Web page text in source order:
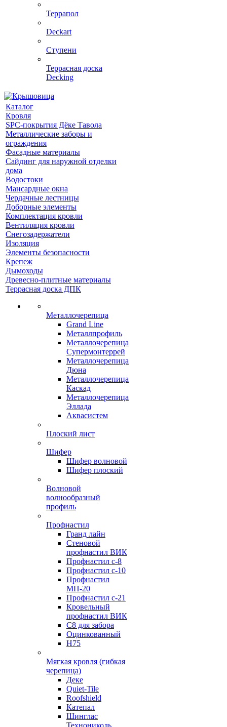
Террапол
Deckart
Ступени
Террасная доска
Decking
Каталог
Кровля
SPC-покрытия Дёке Тавола
Металлические заборы и
ограждения
Фасадные материалы
Сайдинг для наружной отделки
дома
Водостоки
Мансардные окна
Чердачные лестницы
Доборные элементы
Комплектация кровли
Вентиляция кровли
Снегозадержатели
Изоляция
Элементы безопасности
Крепеж
Дымоходы
Древесно-плитные материалы
Террасная доска ДПК
Металлочерепица
Grand Line
Металлпрофиль
Металлочерепица
Супермонтеррей
Металлочерепица
Дюна
Металлочерепица
Каскад
Металлочерепица
Эллада
Аквасистем
Плоский лист
Шифер
Шифер волновой
Шифер плоский
Волновой
волнообразный
профиль
Профнастил
Гранд лайн
Стеновой
профнастил ВИК
Профнастил с-8
Профнастил с-10
Профнастил
МП-20
Профнастил с-21
Кровельный
профнастил ВИК
С8 для забора
Оцинкованный
Н75
Мягкая кровля (гибкая
черепица)
Деке
Quiet-Tile
Roofshield
Катепал
Шинглас
Технониколь